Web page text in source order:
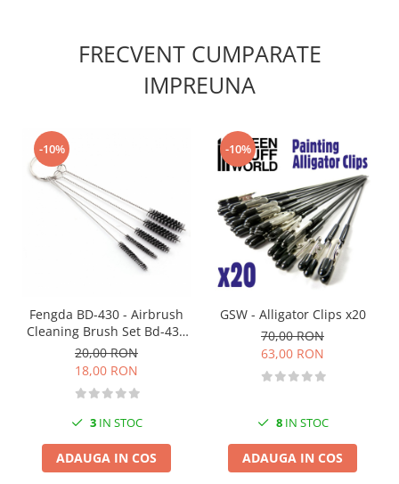
Primer (grund)
Vopsele acrilice & Seturi de vopsele
Accesorii diorama
Vegetatie
Materiale pentru sol
Accesorii pictura The Army Painter
Speedpaints
Warpaints Fanatic
Seturi Vopsele
Speedpaint Markers
Accesorii pictura
FRECVENT CUMPARATE
IMPREUNA
-10%
Fengda BD-430 - Airbrush
Cleaning Brush Set Bd-430
With 5 Brushes
20,00 RON
18,00 RON
3IN STOC
ADAUGA IN COS
-10%
GSW - Alligator Clips x20
70,00 RON
63,00 RON
8IN STOC
ADAUGA IN COS